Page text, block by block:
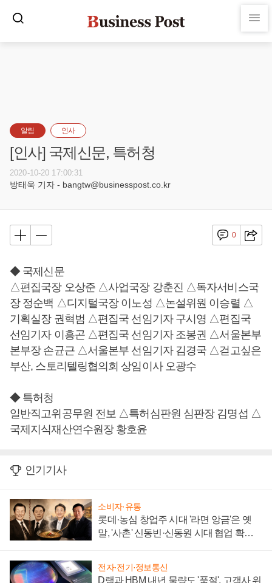
알림 인사
[인사] 국제신문, 특허청
2020-10-20 17:00:31
방태욱 기자 - bangtw@businesspost.co.kr
0
◆ 국제신문
△편집국장 오상준 △사업국장 강춘진 △독자서비스국
장 정순백 △디지털국장 이노성 △논설위원 이승렬 △
기획실장 권혁범 △편집국 선임기자 구시영 △편집국
선임기자 이흥곤 △편집국 선임기자 조봉권 △서울본부
본부장 손균근 △서울본부 선임기자 김경국 △걷고싶은
부산, 스토리텔링협의회 상임이사 오광수
◆ 특허청
일반직고위공무원 전보 △특허심판원 심판장 김명섭 △
국제지식재산연수원장 황호윤
인기기사
소비자·유통
롯데·농심 창업주 시대 '라면 앙금'은 옛
말, '사촌' 신동빈·신동원 시대 협업 확대
전자·전기·정보통신
D램과 HBM 내년 물량도 '품절', 고객사 위